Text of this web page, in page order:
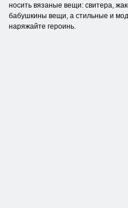
носить вязаные вещи: свитера,
бабушкины вещи, а стильные и
наряжайте героинь.